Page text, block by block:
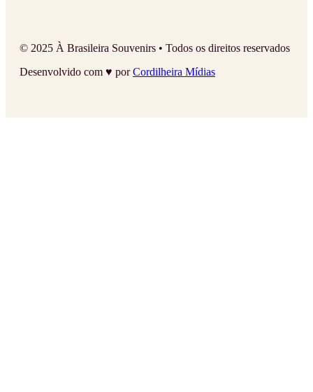
© 2025 À Brasileira Souvenirs • Todos os direitos reservados
Desenvolvido com ♥ porCordilheira Mídias